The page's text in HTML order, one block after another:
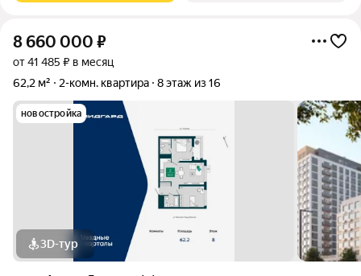
8 660 000 ₽
от 41 485 ₽ в месяц
62,2 м²
2-комн. квартира 8 этаж из 16
новостройка
3D-тур